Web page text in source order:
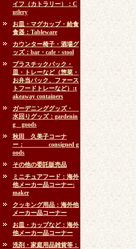
イフ（カトラリー）：C
utlery
お皿・マグカップ・給食
食器：Tableware
カウンター椅子・酒場グ
ッズ：bar・cafe・stool
プラスチックパック・
皿・トレーなど（惣菜・
お弁当パック、ファース
トフードトレーなど）:t
akeaway containers
ガーデニンググッズ・
水回りグッズ：gardenin
g goods
秋田 久美子コーナ
ー： consigned g
oods
その他の委託販売品
ミニチュアフード：海外
他メーカー品コーナー:
maker
クッキング用品：海外他
メーカー品コーナー
お皿・カップなど：海外
他メーカー品コーナー
洗剤・家庭用品雑貨等：